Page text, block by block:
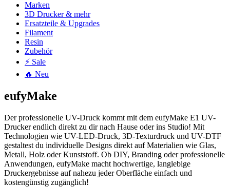
Marken
3D Drucker & mehr
Ersatzteile & Upgrades
Filament
Resin
Zubehör
⚡ Sale
🔥 Neu
eufyMake
Der professionelle UV-Druck kommt mit dem eufyMake E1 UV-
Drucker endlich direkt zu dir nach Hause oder ins Studio! Mit
Technologien wie UV-LED-Druck, 3D-Texturdruck und UV-DTF
gestaltest du individuelle Designs direkt auf Materialien wie Glas,
Metall, Holz oder Kunststoff. Ob DIY, Branding oder professionelle
Anwendungen, eufyMake macht hochwertige, langlebige
Druckergebnisse auf nahezu jeder Oberfläche einfach und
kostengünstig zugänglich!